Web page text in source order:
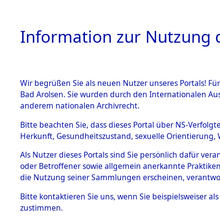
HOME
BESTÄNDE
Inhaftierungsdoku
mente
1.2.9 Beim ITS
verwahrte
1.2.9.1
Effekten aus
0006
Information zur Nutzung
Wir begrüßen Sie als neuen Nutzer unseres Portals!
Bad Arolsen. Sie wurden durch den Internationalen
anderem nationalen Archivrecht.
Bitte beachten Sie, dass dieses Portal über NS-
Herkunft, Gesundheitszustand, sexuelle
Als Nutzer dieses Portals sind Sie persönlich dafür
oder Betroffener sowie allgemein anerkannte
die Nutzung seiner Sammlungen erscheinen,
Bitte kontaktieren Sie uns, wenn Sie beispielsweiser
zustimmen.